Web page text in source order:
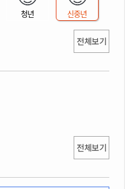
청년 신중년
전체보기
전체보기